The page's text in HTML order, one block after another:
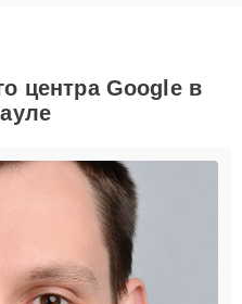
центра Google в